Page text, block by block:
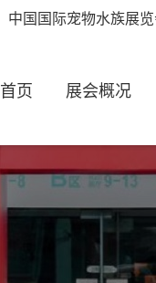
中国国际宠物水族展
首页 展会概况